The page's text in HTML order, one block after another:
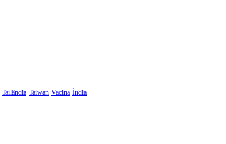
Tailândia Taiwan Vacina Índia